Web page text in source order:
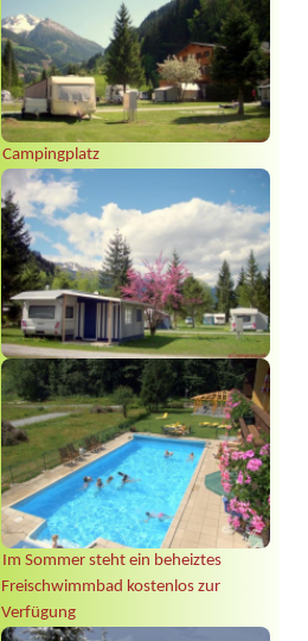
Leimüller Camping
1x mit Strom
Campingplatz
Im Sommer steht ein beheiztes
Freischwimmbad kostenlos zur
Verfügung